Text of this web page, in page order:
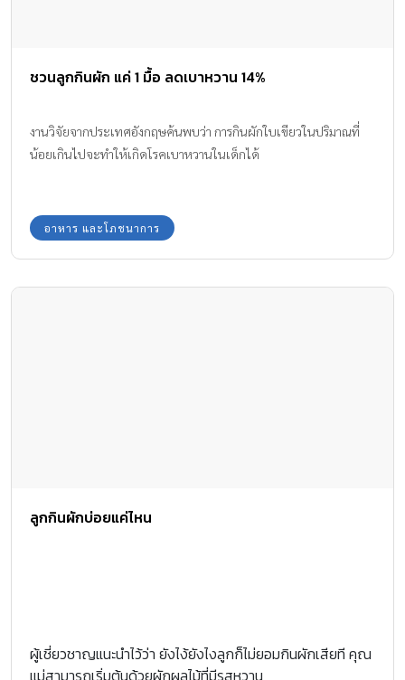
ชวนลูกกินผัก แค่ 1 มื้อ ลดเบาหวาน 14%
งานวิจัยจากประเทศอังกฤษค้นพบว่า การกินผักใบเขียวในปริมาณที่
น้อยเกินไปจะทำให้เกิดโรคเบาหวานในเด็กได้
อาหาร และโภชนาการ
ลูกกินผักบ่อยแค่ไหน
ผู้เชี่ยวชาญแนะนำไว้ว่า ยังไง้ยังไงลูกก็ไม่ยอมกินผักเสียที คุณ
แม่สามารถเริ่มต้นด้วยผักผลไม้ที่มีรสหวาน